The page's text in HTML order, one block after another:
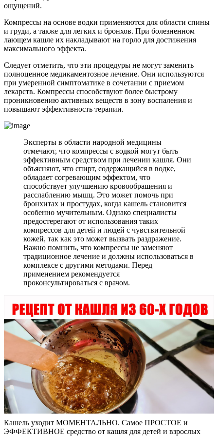
ощущений.
Компрессы на основе водки применяются для области спины
и груди, а также для легких и бронхов. При болезненном
лающем кашле их накладывают на горло для достижения
максимального эффекта.
Следует отметить, что эти процедуры не могут заменить
полноценное медикаментозное лечение. Они используются
при умеренной симптоматике в сочетании с приемом
лекарств. Компрессы способствуют более быстрому
проникновению активных веществ в зону воспаления и
повышают эффективность терапии.
Эксперты в области народной медицины
отмечают, что компрессы с водкой могут быть
эффективным средством при лечении кашля. Они
объясняют, что спирт, содержащийся в водке,
обладает согревающим эффектом, что
способствует улучшению кровообращения и
расслаблению мышц. Это может помочь при
бронхитах и простудах, когда кашель становится
особенно мучительным. Однако специалисты
предостерегают от использования таких
компрессов для детей и людей с чувствительной
кожей, так как это может вызвать раздражение.
Важно помнить, что компрессы не заменяют
традиционное лечение и должны использоваться в
комплексе с другими методами. Перед
применением рекомендуется
проконсультироваться с врачом.
Кашель уходит МОМЕНТАЛЬНО. Самое ПРОСТОЕ и
ЭФФЕКТИВНОЕ средство от кашля для детей и взрослых